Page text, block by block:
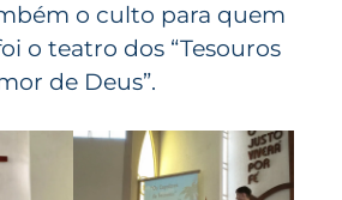
o culto para quem
o teatro dos “Tesouros
de Deus”.